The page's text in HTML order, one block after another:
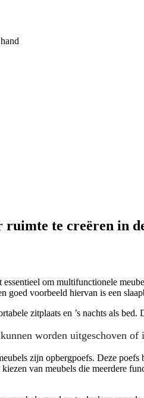
ruimte te creëren in
om multifunctionele
goed voorbeeld hiervan is een
zitplaats en ’s nachts als
worden uitgeschoven
zijn opbergpoefs. Deze
van meubels die meerdere